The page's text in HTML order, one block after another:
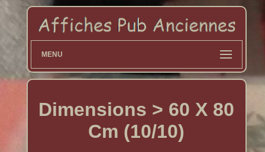
MENU
Dimensions > 60 X 80
Cm (10/10)